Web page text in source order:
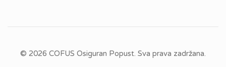
© 2026 COFUS Osiguran Popust. Sva prava zadržana.